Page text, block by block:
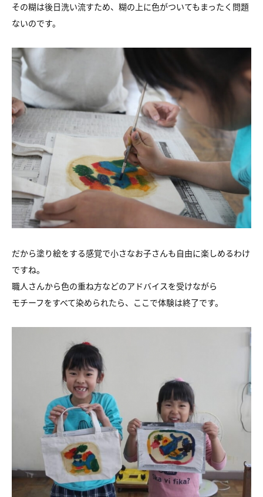
その糊は後日洗い流すため、糊の上に色がついてもまったく問題
ないのです。
だから塗り絵をする感覚で小さなお子さんも自由に楽しめるわけ
ですね。
職人さんから色の重ね方などのアドバイスを受けながら
モチーフをすべて染められたら、ここで体験は終了です。